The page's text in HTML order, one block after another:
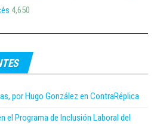
4,650
por Hugo González en ContraRéplica
el Programa de Inclusión Laboral del